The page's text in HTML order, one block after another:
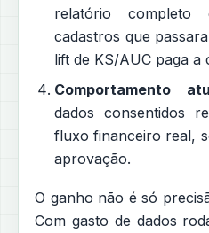
relatório completo
cadastros que
lift de KS/AUC paga a
Comportamento
dados consentidos
fluxo financeiro real,
aprovação.
O ganho não é só
Com gasto de dados